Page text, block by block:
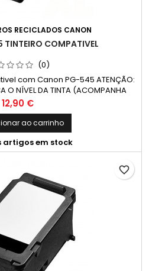
RECICLADOS CANON
COMPATIVEL
(0)
com Canon PG-545 ATENÇÃO:
O NÍVEL DA TINTA (ACOMPANHA
Capacidade: 6 ml Rendimento
180 Páginas*
Preço
12,90 €
ao carrinho
artigos em stock
favorite_border